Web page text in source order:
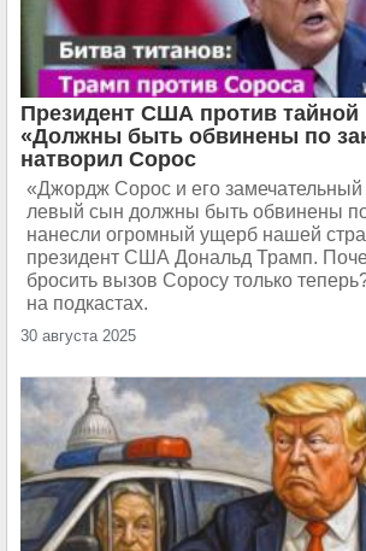
Президент США против тайной
«Должны быть обвинены по
натворил Сорос
«Джордж Сорос и его замечательный
левый сын должны быть обвинены
нанесли огромный ущерб нашей
президент США Дональд Трамп.
бросить вызов Соросу только
на подкастах.
30 августа 2025